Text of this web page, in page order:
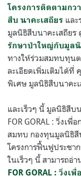
โครงการติดตามกว
สืบ นาคะเสถียร แล
มูลนิธิสืบนาคะเสถียร
รักษาป่าใหญ่กับมูล
ทางให้ร่วมสมทบทุนต
ละเอียดเพิ่มเติมได้ที่
พิเศษ มูลนิธิสืบนาคะเ
และเร็วๆ นี้ มูลนิธิสืบน
FOR GORAL : วิ่งเพื่
สมทบ กองทุนมูลนิธิสื
โครงการฟื้นฟูประชา
ในเร็วๆ นี้ สามารถอ่
FOR GORAL : วิ่งเ